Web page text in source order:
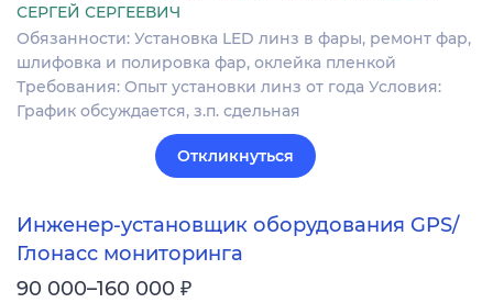
СЕРГЕЙ СЕРГЕЕВИЧ
Обязанности: Установка LED линз в фары, ремонт фар,
шлифовка и полировка фар, оклейка пленкой
Требования: Опыт установки линз от года Условия:
График обсуждается, з.п. сдельная
Откликнуться
Инженер-установщик оборудования GPS/
Глонасс мониторинга
90 000–160 000 ₽